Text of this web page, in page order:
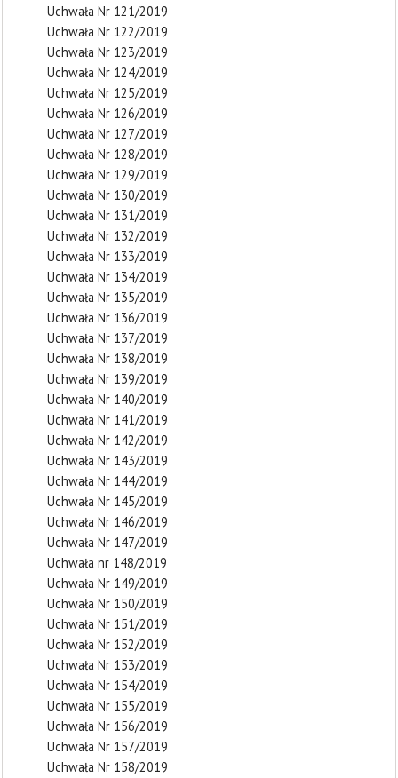
Uchwała Nr 121/2019
Uchwała Nr 122/2019
Uchwała Nr 123/2019
Uchwała Nr 124/2019
Uchwała Nr 125/2019
Uchwała Nr 126/2019
Uchwała Nr 127/2019
Uchwała Nr 128/2019
Uchwała Nr 129/2019
Uchwała Nr 130/2019
Uchwała Nr 131/2019
Uchwała Nr 132/2019
Uchwała Nr 133/2019
Uchwała Nr 134/2019
Uchwała Nr 135/2019
Uchwała Nr 136/2019
Uchwała Nr 137/2019
Uchwała Nr 138/2019
Uchwała Nr 139/2019
Uchwała Nr 140/2019
Uchwała Nr 141/2019
Uchwała Nr 142/2019
Uchwała Nr 143/2019
Uchwała Nr 144/2019
Uchwała Nr 145/2019
Uchwała Nr 146/2019
Uchwała Nr 147/2019
Uchwała nr 148/2019
Uchwała Nr 149/2019
Uchwała Nr 150/2019
Uchwała Nr 151/2019
Uchwała Nr 152/2019
Uchwała Nr 153/2019
Uchwała Nr 154/2019
Uchwała Nr 155/2019
Uchwała Nr 156/2019
Uchwała Nr 157/2019
Uchwała Nr 158/2019